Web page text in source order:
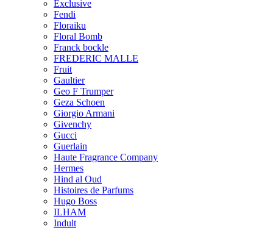
Exclusive
Fendi
Floraiku
Floral Bomb
Franck bockle
FREDERIC MALLE
Fruit
Gaultier
Geo F Trumper
Geza Schoen
Giorgio Armani
Givenchy
Gucci
Guerlain
Haute Fragrance Company
Hermes
Hind al Oud
Histoires de Parfums
Hugo Boss
ILHAM
Indult